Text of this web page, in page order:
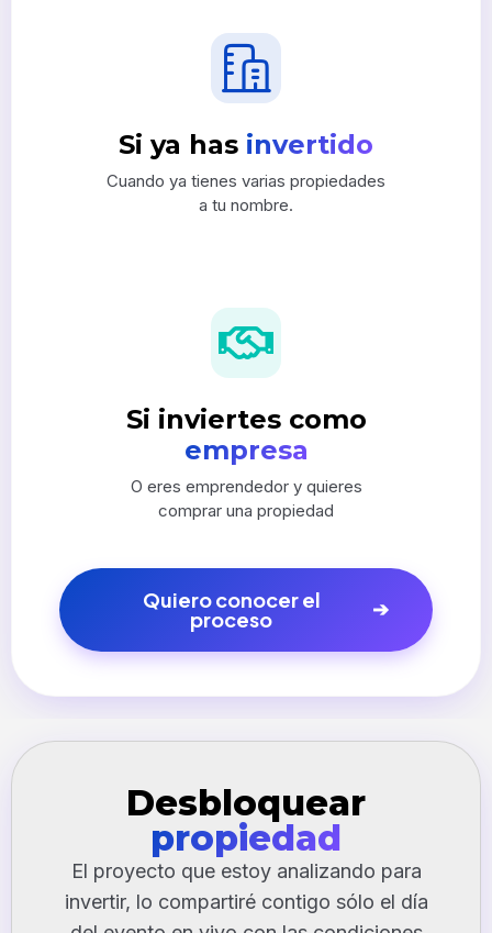
Si ya has invertido
Cuando ya tienes varias propiedades
a tu nombre.
Si inviertes como
empresa
O eres emprendedor y quieres
comprar una propiedad
Quiero conocer el
proceso
Desbloquear
propiedad
El proyecto que estoy analizando para
invertir, lo compartiré contigo sólo el día